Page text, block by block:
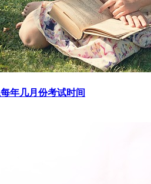
年几月份考试时间